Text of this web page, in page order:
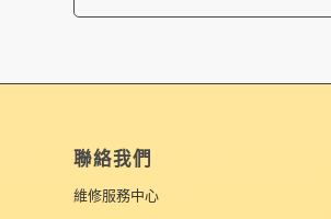
聯絡我們
維修服務中心